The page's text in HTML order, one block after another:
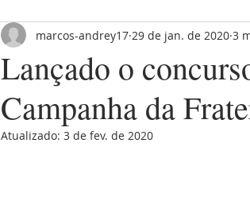
Igreja no Mundo Liturgia
Lançado o
Campanha da
marcos-andrey17 29 de jan. de 2020 3
Atualizado: 3 de fev. de 2020